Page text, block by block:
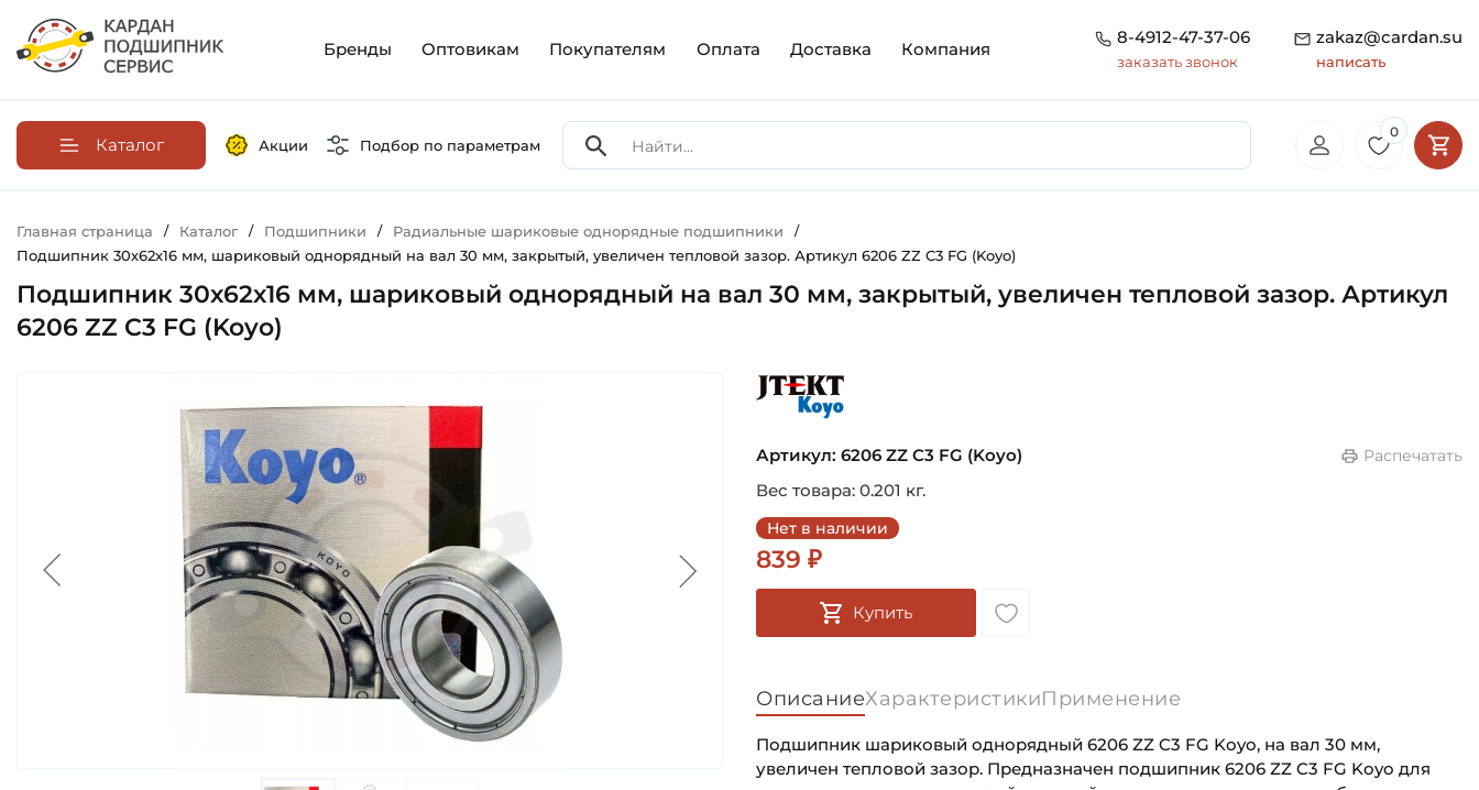
Бренды Оптовикам Покупателям Оплата Доставка Компания
8-4912-47-37-06
заказать звонок
zakaz@cardan.su
написать
Каталог Акции Подбор по параметрам
0
Главная страница / Каталог / Подшипники / Радиальные шариковые однорядные подшипники /
Подшипник 30х62х16 мм, шариковый однорядный на вал 30 мм, закрытый, увеличен тепловой зазор. Артикул 6206 ZZ C3 FG (Koyo)
Подшипник 30х62х16 мм, шариковый однорядный на вал 30 мм, закрытый, увеличен тепловой зазор. Артикул
6206 ZZ C3 FG (Koyo)
Артикул: 6206 ZZ C3 FG (Koyo)
Распечатать
Вес товара: 0.201 кг.
Нет в наличии
839 ₽
Купить
ОписаниеХарактеристикиПрименение
Подшипник шариковый однорядный 6206 ZZ C3 FG Koyo, на вал 30 мм,
увеличен тепловой зазор. Предназначен подшипник 6206 ZZ C3 FG Koyo для